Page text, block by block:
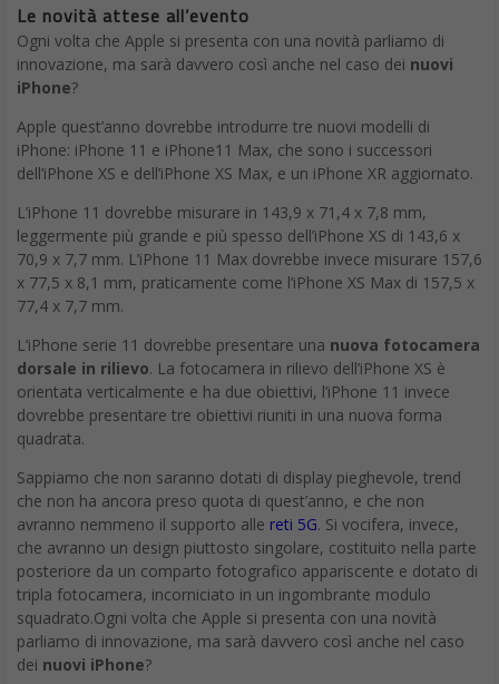
Le novità attese all’evento
Ogni volta che Apple si presenta con una novità parliamo di
innovazione, ma sarà davvero così anche nel caso dei nuovi
iPhone?
Apple quest’anno dovrebbe introdurre tre nuovi modelli di
iPhone: iPhone 11 e iPhone11 Max, che sono i successori
dell’iPhone XS e dell’iPhone XS Max, e un iPhone XR aggiornato.
L’iPhone 11 dovrebbe misurare in 143,9 x 71,4 x 7,8 mm,
leggermente più grande e più spesso dell’iPhone XS di 143,6 x
70,9 x 7,7 mm. L’iPhone 11 Max dovrebbe invece misurare 157,6
x 77,5 x 8,1 mm, praticamente come l’iPhone XS Max di 157,5 x
77,4 x 7,7 mm.
L’iPhone serie 11 dovrebbe presentare una nuova fotocamera
dorsale in rilievo. La fotocamera in rilievo dell’iPhone XS è
orientata verticalmente e ha due obiettivi, l’iPhone 11 invece
dovrebbe presentare tre obiettivi riuniti in ​​una nuova forma
quadrata.
Sappiamo che non saranno dotati di display pieghevole, trend
che non ha ancora preso quota di quest’anno, e che non
avranno nemmeno il supporto alle reti 5G. Si vocifera, invece,
che avranno un design piuttosto singolare, costituito nella parte
posteriore da un comparto fotografico appariscente e dotato di
tripla fotocamera, incorniciato in un ingombrante modulo
squadrato.Ogni volta che Apple si presenta con una novità
parliamo di innovazione, ma sarà davvero così anche nel caso
dei nuovi iPhone?